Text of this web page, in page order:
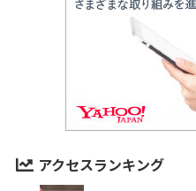
アクセスランキング